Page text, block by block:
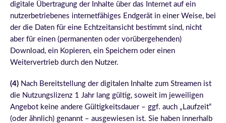
digitale Übertragung der Inhalte über das Internet auf ein
nutzerbetriebenes internetfähiges Endgerät in einer Weise, bei
der die Daten für eine Echtzeitansicht bestimmt sind, nicht
aber für einen (permanenten oder vorübergehenden)
Download, ein Kopieren, ein Speichern oder einen
Weitervertrieb durch den Nutzer.
(4) Nach Bereitstellung der digitalen Inhalte zum Streamen ist
die Nutzungslizenz 1 Jahr lang gültig, soweit im jeweiligen
Angebot keine andere Gültigkeitsdauer – ggf. auch „Laufzeit“
(oder ähnlich) genannt – ausgewiesen ist. Sie haben innerhalb